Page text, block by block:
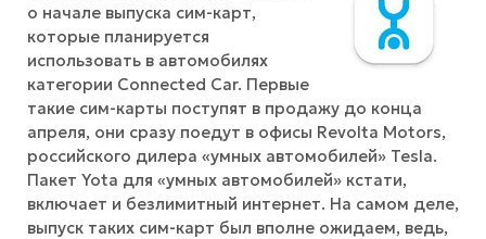
о начале выпуска сим-карт,
которые планируется
использовать в автомобилях
категории Connected Car. Первые
такие сим-карты поступят в продажу до конца
апреля, они сразу поедут в офисы Revolta Motors,
российского дилера «умных автомобилей» Tesla.
Пакет Yota для «умных автомобилей» кстати,
включает и безлимитный интернет. На самом деле,
выпуск таких сим-карт был вполне ожидаем, ведь,